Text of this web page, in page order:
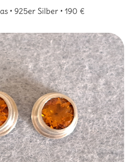
• 925er Silber • 190 €